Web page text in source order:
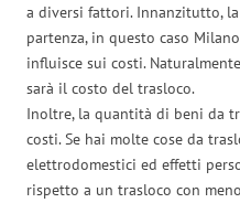
a diversi fattori. Innanzitutto,
partenza, in questo caso
influisce sui costi.
sarà il costo del trasloco.
Inoltre, la quantità di beni da
costi. Se hai molte cose da
elettrodomestici ed effetti
rispetto a un trasloco con